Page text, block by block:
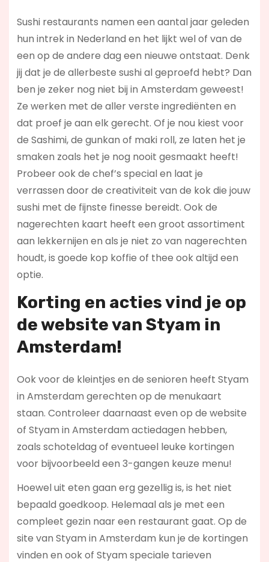
Sushi restaurants namen een aantal jaar geleden
hun intrek in Nederland en het lijkt wel of van de
een op de andere dag een nieuwe ontstaat. Denk
jij dat je de allerbeste sushi al geproefd hebt? Dan
ben je zeker nog niet bij in Amsterdam geweest!
Ze werken met de aller verste ingrediënten en
dat proef je aan elk gerecht. Of je nou kiest voor
de Sashimi, de gunkan of maki roll, ze laten het je
smaken zoals het je nog nooit gesmaakt heeft!
Probeer ook de chef’s special en laat je
verrassen door de creativiteit van de kok die jouw
sushi met de fijnste finesse bereidt. Ook de
nagerechten kaart heeft een groot assortiment
aan lekkernijen en als je niet zo van nagerechten
houdt, is goede kop koffie of thee ook altijd een
optie.
Korting en acties vind je op
de website van Styam in
Amsterdam!
Ook voor de kleintjes en de senioren heeft Styam
in Amsterdam gerechten op de menukaart
staan. Controleer daarnaast even op de website
of Styam in Amsterdam actiedagen hebben,
zoals schoteldag of eventueel leuke kortingen
voor bijvoorbeeld een 3-gangen keuze menu!
Hoewel uit eten gaan erg gezellig is, is het niet
bepaald goedkoop. Helemaal als je met een
compleet gezin naar een restaurant gaat. Op de
site van Styam in Amsterdam kun je de kortingen
vinden en ook of Styam speciale tarieven